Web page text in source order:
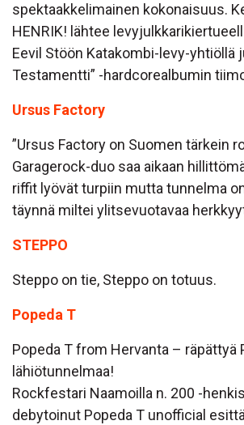
spektaakkelimainen kokonaisuus.
HENRIK! lähtee
Eevil Stöön Katakombi-levy-yhtiöllä
Testamentti” -hardcorealbumin
Ursus Factory
”Ursus Factory on Suomen tärkein
Garagerock-duo saa aikaan
riffit lyövät turpiin mutta tunnelma
täynnä miltei ylitsevuotavaa
STEPPO
Steppo on tie, Steppo on totuus.
Popeda T
Popeda T from Hervanta – räpättyä
lähiötunnelmaa!
Rockfestari Naamoilla n. 200 -
debytoinut Popeda T unofficial